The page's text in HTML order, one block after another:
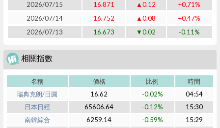
2026/07/15
16.871 ▲0.12
+0.71%
2026/07/14
16.752 ▲0.08
+0.47%
2026/07/13
16.673 ▼0.02 -0.11%
相關指數
名稱 價格 比例
時間
瑞典克朗/日圓
16.62 -0.02%
04:54
日本日經
65606.64 -0.12%
15:30
南韓綜合
6259.14 -0.59%
15:29